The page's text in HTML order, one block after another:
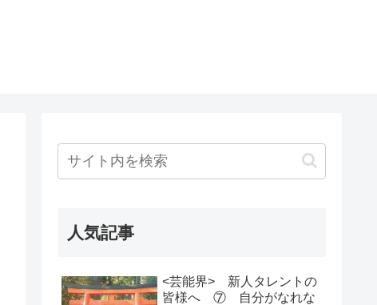
人気記事
<芸能界> 新人タレントの
皆様へ ⑦ 自分がなれな